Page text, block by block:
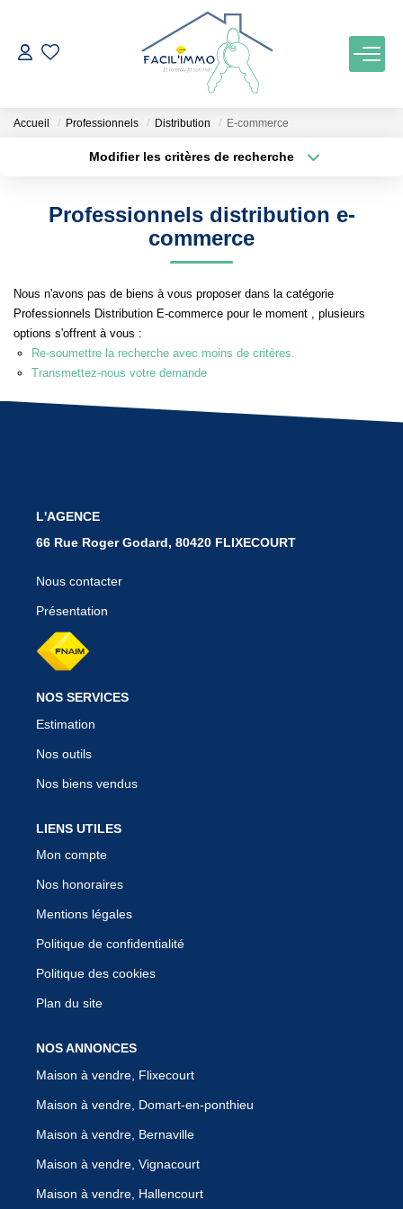
ACCUEIL
Qui Sommes Nous
Notre Équipe
Nos Services
Accueil Professionnels Distribution E-commerce
Modifier les critères de recherche
Professionnels distribution e-
commerce
Nous n'avons pas de biens à vous proposer dans la catégorie
Professionnels Distribution E-commerce pour le moment , plusieurs
options s'offrent à vous :
Re-soumettre la recherche avec moins de critères.
Transmettez-nous votre demande
L'AGENCE
66 Rue Roger Godard, 80420 FLIXECOURT
Nous contacter
Présentation
NOS SERVICES
Estimation
Nos outils
Nos biens vendus
LIENS UTILES
Mon compte
Nos honoraires
Mentions légales
Politique de confidentialité
Politique des cookies
Plan du site
NOS ANNONCES
Maison à vendre, Flixecourt
Maison à vendre, Domart-en-ponthieu
Maison à vendre, Bernaville
Maison à vendre, Vignacourt
Maison à vendre, Hallencourt